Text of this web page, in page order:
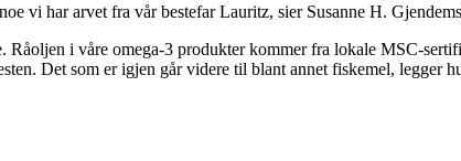
vi har arvet fra vår bestefar Lauritz, sier Susanne H.
i våre omega-3 produkter kommer fra lokale MSC-
Det som er igjen går videre til blant annet fiskemel, legger